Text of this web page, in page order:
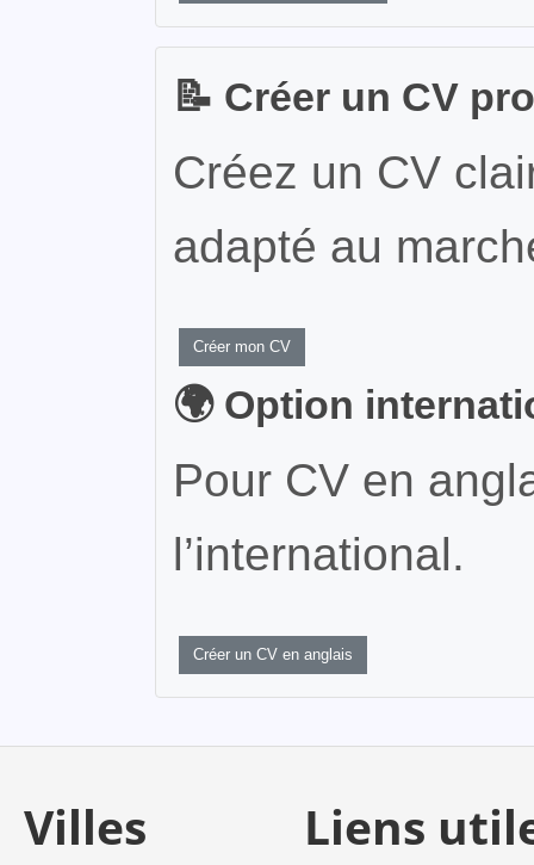
📝 Créer un CV
Créez un CV
adapté au
Créer mon CV
🌍 Option
Pour CV en
l’international.
Créer un CV en anglais
Villes
Liens